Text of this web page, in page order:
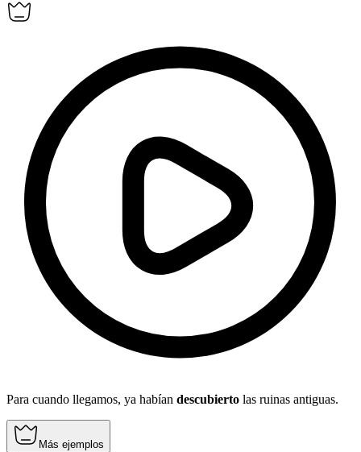
Para cuando llegamos, ya habían descubierto las ruinas antiguas.
Más ejemplos